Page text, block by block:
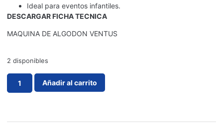
Ideal para eventos infantiles.
DESCARGAR FICHA TECNICA
MAQUINA DE ALGODON VENTUS
2 disponibles
Añadir al carrito